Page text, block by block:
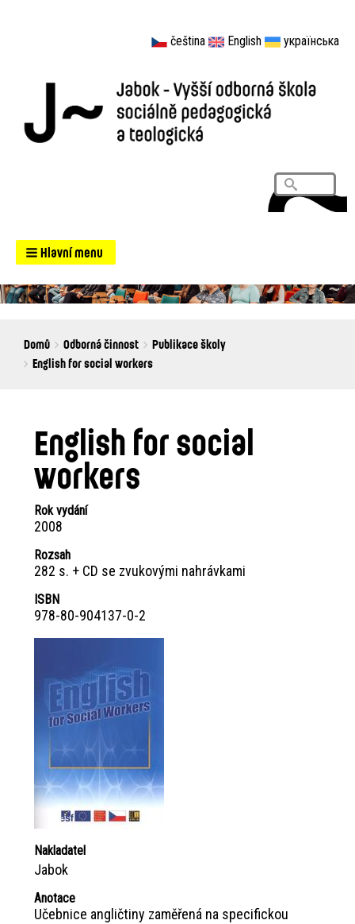
čeština English українська
Search
Hlavní menu
Breadcrumbs
You
are
Domů Odborná činnost
Publikace školy
English for social workers
English for social
workers
Rok vydání
2008
Rozsah
282 s. + CD se zvukovými nahrávkami
ISBN
978-80-904137-0-2
Nakladatel
Jabok
Anotace
Učebnice angličtiny zaměřená na specifickou